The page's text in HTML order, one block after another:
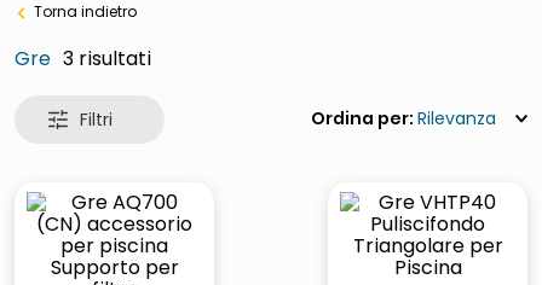
meme
porta tv
italia independent occhiali sole 0703 thin rotondo sun
pattumiera raccolta differenziata
Torna indietro
Gre 3
Rilevanza